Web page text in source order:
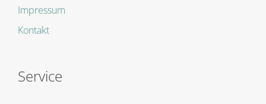
Impressum
Kontakt
Service